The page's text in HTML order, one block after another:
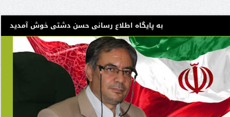
به پایگاه اطلاع رسانی حسن دشتی خوش آمدید